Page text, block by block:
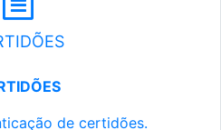
de certidões.